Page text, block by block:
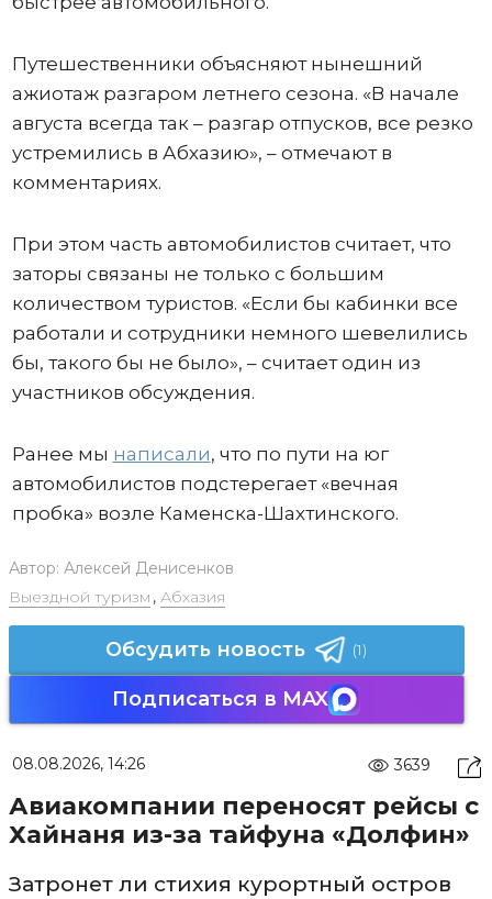
Путешественники объясняют нынешний
ажиотаж разгаром летнего сезона. «В начале
августа всегда так – разгар отпусков, все резко
устремились в Абхазию», – отмечают в
комментариях.
При этом часть автомобилистов считает, что
заторы связаны не только с большим
количеством туристов. «Если бы кабинки все
работали и сотрудники немного шевелились
бы, такого бы не было», – считает один из
участников обсуждения.
Ранее мы написали, что по пути на юг
автомобилистов подстерегает «вечная
пробка» возле Каменска-Шахтинского.
Автор: Алексей Денисенков
Выездной туризм , Абхазия
Обсудить новость (1)
Подписаться в MAX
08.08.2026, 14:26 3639
Авиакомпании переносят рейсы с
Хайнаня из-за тайфуна «Долфин»
Затронет ли стихия курортный остров